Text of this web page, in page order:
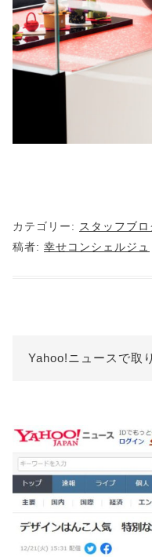
カテゴリー: スタッフブロ
稿者: 幸せコンシェルジュ
Yahoo!ニュースで取